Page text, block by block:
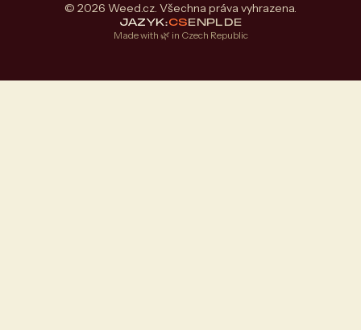
© 2026 Weed.cz. Všechna práva vyhrazena.
JAZYK:CSENPLDE
Made with 🌿 in Czech Republic